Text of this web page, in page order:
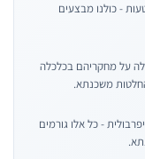
- כולנו מבצעים
על מחקריהם בכלכלה
משכנתא.
- כל אלו גורמים